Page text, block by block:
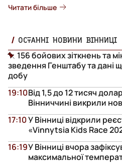
Читати більше
ОСТАННІ НОВИНИ ВІННИЦІ
156 бойових зіткнень та
зведення Генштабу та дані
добу
Від 1,5 до 12 тисяч
Вінниччині викрили
19:10
У Вінниці відкрили
«Vinnytsia Kids Race
17:10
У Вінниці вчора
максимальної
16:19